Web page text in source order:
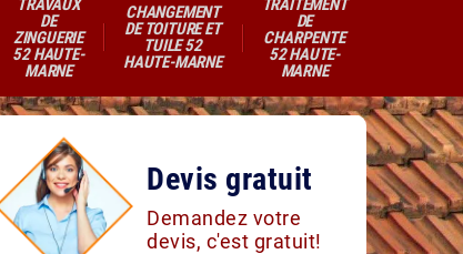
DE
ZINGUERIE
52 HAUTE-
MARNE
CHANGEMENT
DE TOITURE ET
TUILE 52
HAUTE-MARNE
DE
CHARPENTE
52 HAUTE-
MARNE
Devis gratuit
Demandez votre
devis, c'est gratuit!